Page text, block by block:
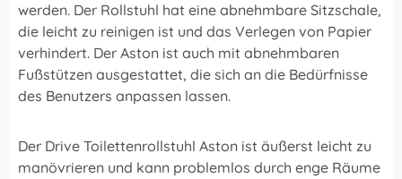
werden. Der Rollstuhl hat eine abnehmbare Sitzschale,
die leicht zu reinigen ist und das Verlegen von Papier
verhindert. Der Aston ist auch mit abnehmbaren
Fußstützen ausgestattet, die sich an die Bedürfnisse
des Benutzers anpassen lassen.
Der Drive Toilettenrollstuhl Aston ist äußerst leicht zu
manövrieren und kann problemlos durch enge Räume